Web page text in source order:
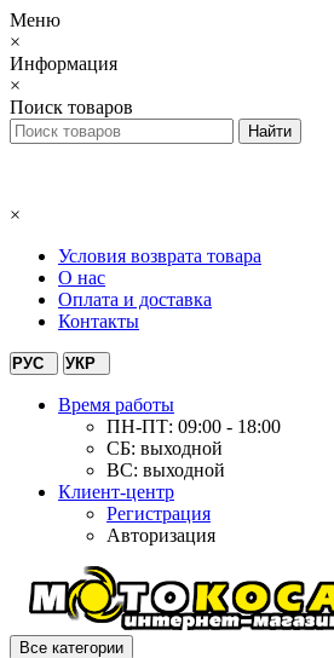
Меню
×
Информация
×
Поиск товаров
×
Условия возврата товара
О нас
Оплата и доставка
Контакты
РУС УКР
Время работы
ПН-ПТ: 09:00 - 18:00
СБ: выходной
ВС: выходной
Клиент-центр
Регистрация
Авторизация
Все категории